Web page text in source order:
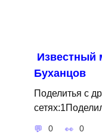
Известный
Буханцов
Поделитья с
0 0